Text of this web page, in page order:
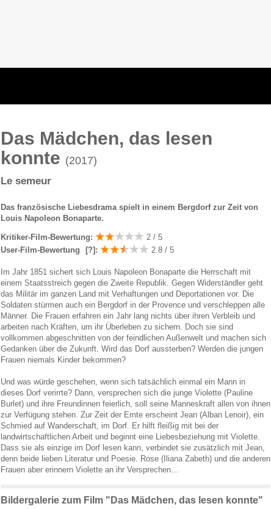
Das Mädchen, das lesen
konnte (2017)
Le semeur
Das französische Liebesdrama spielt in einem Bergdorf zur Zeit von
Louis Napoleon Bonaparte.
Kritiker-Film-Bewertung:
2 / 5
User-Film-Bewertung
[?] : 2.8 / 5
Im Jahr 1851 sichert sich Louis Napoleon Bonaparte die Herrschaft mit
einem Staatsstreich gegen die Zweite Republik. Gegen Widerständler geht
das Militär im ganzen Land mit Verhaftungen und Deportationen vor. Die
Soldaten stürmen auch ein Bergdorf in der Provence und verschleppen alle
Männer. Die Frauen erfahren ein Jahr lang nichts über ihren Verbleib und
arbeiten nach Kräften, um ihr Überleben zu sichern. Doch sie sind
vollkommen abgeschnitten von der feindlichen Außenwelt und machen sich
Gedanken über die Zukunft. Wird das Dorf aussterben? Werden die jungen
Frauen niemals Kinder bekommen?
Und was würde geschehen, wenn sich tatsächlich einmal ein Mann in
dieses Dorf verirrte? Dann, versprechen sich die junge Violette (Pauline
Burlet) und ihre Freundinnen feierlich, soll seine Manneskraft allen von ihnen
zur Verfügung stehen. Zur Zeit der Ernte erscheint Jean (Alban Lenoir), ein
Schmied auf Wanderschaft, im Dorf. Er hilft fleißig mit bei der
landwirtschaftlichen Arbeit und beginnt eine Liebesbeziehung mit Violette.
Dass sie als einzige im Dorf lesen kann, verbindet sie zusätzlich mit Jean,
denn beide lieben Literatur und Poesie. Rose (Iliana Zabeth) und die anderen
Frauen aber erinnern Violette an ihr Versprechen…
Bildergalerie zum Film "Das Mädchen, das lesen konnte"